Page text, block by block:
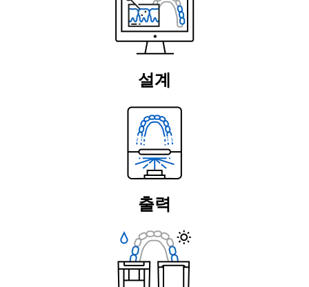
설계
출력